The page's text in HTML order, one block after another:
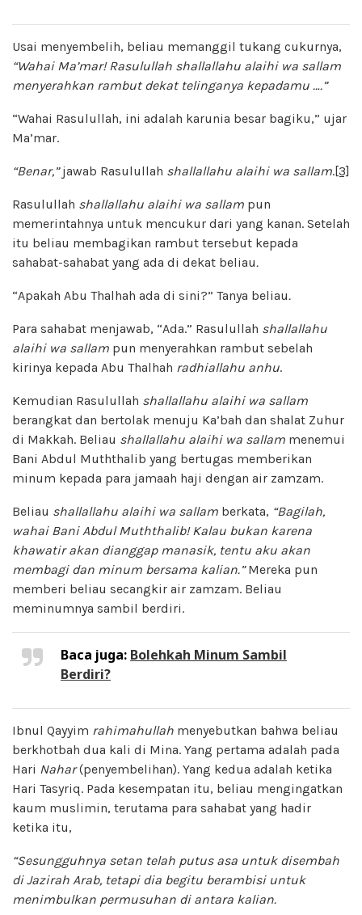
Usai menyembelih, beliau memanggil tukang cukurnya,
“Wahai Ma’mar! Rasulullah shallallahu alaihi wa sallam
menyerahkan rambut dekat telinganya kepadamu ….”
“Wahai Rasulullah, ini adalah karunia besar bagiku,” ujar
Ma’mar.
“Benar,”jawab Rasulullah shallallahu alaihi wa sallam.[3]
Rasulullah shallallahu alaihi wa sallam pun
memerintahnya untuk mencukur dari yang kanan. Setelah
itu beliau membagikan rambut tersebut kepada
sahabat-sahabat yang ada di dekat beliau.
“Apakah Abu Thalhah ada di sini?” Tanya beliau.
Para sahabat menjawab, “Ada.” Rasulullah shallallahu
alaihi wa sallam pun menyerahkan rambut sebelah
kirinya kepada Abu Thalhah radhiallahu anhu.
Kemudian Rasulullah shallallahu alaihi wa sallam
berangkat dan bertolak menuju Ka’bah dan shalat Zuhur
di Makkah. Beliau shallallahu alaihi wa sallam menemui
Bani Abdul Muththalib yang bertugas memberikan
minum kepada para jamaah haji dengan air zamzam.
Beliau shallallahu alaihi wa sallam berkata, “Bagilah,
wahai Bani Abdul Muththalib! Kalau bukan karena
khawatir akan dianggap manasik, tentu aku akan
membagi dan minum bersama kalian.”Mereka pun
memberi beliau secangkir air zamzam. Beliau
meminumnya sambil berdiri.
Baca juga: Bolehkah Minum Sambil
Berdiri?
Ibnul Qayyim rahimahullah menyebutkan bahwa beliau
berkhotbah dua kali di Mina. Yang pertama adalah pada
Hari Nahar(penyembelihan). Yang kedua adalah ketika
Hari Tasyriq. Pada kesempatan itu, beliau mengingatkan
kaum muslimin, terutama para sahabat yang hadir
ketika itu,
“Sesungguhnya setan telah putus asa untuk disembah
di Jazirah Arab, tetapi dia begitu berambisi untuk
menimbulkan permusuhan di antara kalian.